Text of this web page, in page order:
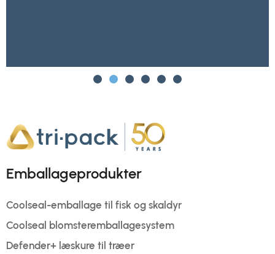
Emballageprodukter
Coolseal-emballage til fisk og skaldyr
Coolseal blomsteremballagesystem
Defender+ læskure til træer